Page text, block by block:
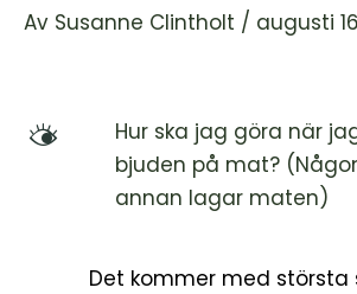
Av Susanne Clintholt / augusti
M
Hur ska jag göra när
bjuden på mat?
annan lagar maten)
Det kommer med största